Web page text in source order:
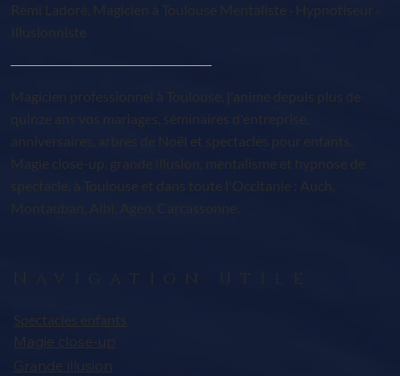
Rémi Ladoré, Magicien à Toulouse Mentaliste · Hypnotiseur ·
Illusionniste
Magicien professionnel à Toulouse, j'anime depuis plus de
quinze ans vos mariages, séminaires d'entreprise,
anniversaires, arbres de Noël et spectacles pour enfants.
Magie close-up, grande illusion, mentalisme et hypnose de
spectacle, à Toulouse et dans toute l'Occitanie : Auch,
Navigation utile
Spectacles enfants
Magie close-up
Grande illusion